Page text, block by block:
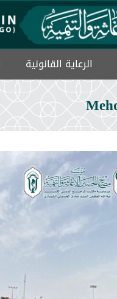
الرعاية القانونية